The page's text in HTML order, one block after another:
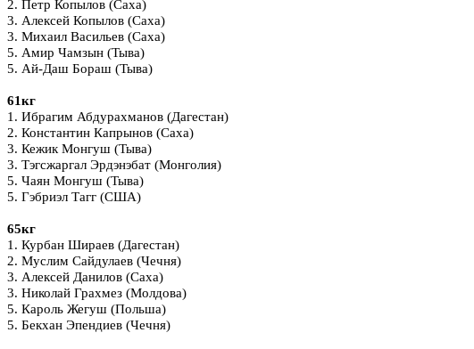
2. Петр Копылов (Саха)
3. Алексей Копылов (Саха)
3. Михаил Васильев (Саха)
5. Амир Чамзын (Тыва)
5. Ай-Даш Бораш (Тыва)
61кг
1. Ибрагим Абдурахманов (Дагестан)
2. Константин Капрынов (Саха)
3. Кежик Монгуш (Тыва)
3. Тэгсжаргал Эрдэнэбат (Монголия)
5. Чаян Монгуш (Тыва)
5. Гэбриэл Тагг (США)
65кг
1. Курбан Шираев (Дагестан)
2. Муслим Сайдулаев (Чечня)
3. Алексей Данилов (Саха)
3. Николай Грахмез (Молдова)
5. Кароль Жегуш (Польша)
5. Бекхан Эпендиев (Чечня)